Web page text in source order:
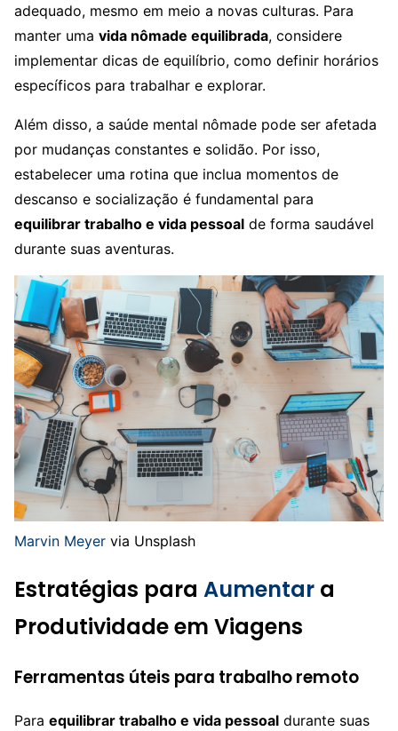
adequado, mesmo em meio a novas culturas. Para
manter uma vida nômade equilibrada, considere
implementar dicas de equilíbrio, como definir horários
específicos para trabalhar e explorar.
Além disso, a saúde mental nômade pode ser afetada
por mudanças constantes e solidão. Por isso,
estabelecer uma rotina que inclua momentos de
descanso e socialização é fundamental para
equilibrar trabalho e vida pessoal de forma saudável
durante suas aventuras.
Marvin Meyer via Unsplash
Estratégias para Aumentar a
Produtividade em Viagens
Ferramentas úteis para trabalho remoto
Para equilibrar trabalho e vida pessoal durante suas